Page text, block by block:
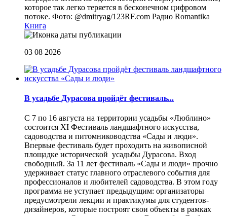
которое так легко теряется в бесконечном цифровом
потоке. Фото: @dmitryag/123RF.com Радио Romantika
Книга
03 08 2026
В усадьбе Дурасова пройдёт фестиваль...
С 7 по 16 августа на территории усадьбы «Люблино»
состоится XI Фестиваль ландшафтного искусства,
садоводства и питомниководства «Сады и люди».
Впервые фестиваль будет проходить на живописной
площадке исторической усадьбы Дурасова. Вход
свободный. За 11 лет фестиваль «Сады и люди» прочно
удерживает статус главного отраслевого события для
профессионалов и любителей садоводства. В этом году
программа не уступает предыдущим: организаторы
предусмотрели лекции и практикумы для студентов-
дизайнеров, которые построят свои объекты в рамках